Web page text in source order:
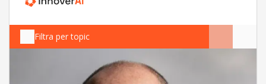
Filtra per topic